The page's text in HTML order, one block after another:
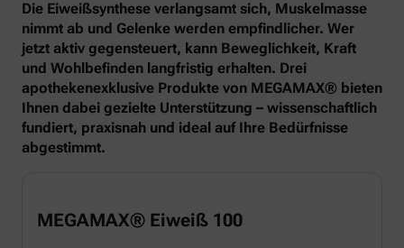
Die Eiweißsynthese verlangsamt sich, Muskelmasse
nimmt ab und Gelenke werden empfindlicher. Wer
jetzt aktiv gegensteuert, kann Beweglichkeit, Kraft
und Wohlbefinden langfristig erhalten. Drei
apothekenexklusive Produkte von MEGAMAX® bieten
Ihnen dabei gezielte Unterstützung – wissenschaftlich
fundiert, praxisnah und ideal auf Ihre Bedürfnisse
abgestimmt.
MEGAMAX® Eiweiß 100